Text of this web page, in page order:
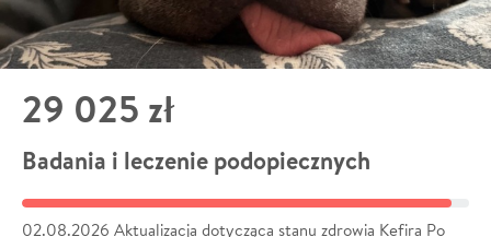
29 025 zł
Badania i leczenie podopiecznych
02.08.2026 Aktualizacja dotycząca stanu zdrowia Kefira Po